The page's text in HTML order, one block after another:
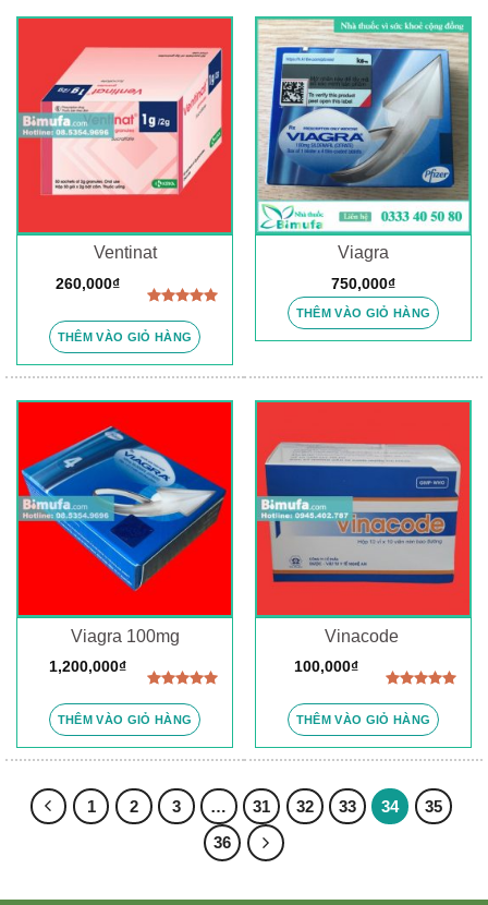
Ventinat
hạng5.00
5 sao
260,000₫
THÊM VÀO GIỎ HÀNG
Viagra
750,000₫
THÊM VÀO GIỎ HÀNG
Viagra 100mg
hạng5.00
5 sao
1,200,000₫
THÊM VÀO GIỎ HÀNG
Vinacode
hạng5.00
5 sao
100,000₫
THÊM VÀO GIỎ HÀNG
1 2 3 … 31 32 33 34
35
36